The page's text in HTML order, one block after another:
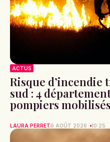
ACTUS
Risque d’incendie
sud : 4
pompiers
LAURA PERRET6 AOÛT 2026 10:25